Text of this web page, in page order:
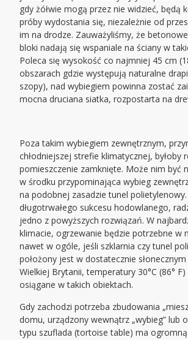
gdy żółwie mogą przez nie widzieć, będą
próby wydostania się, niezależnie od
im na drodze. Zauważyliśmy, że
bloki nadają się wspaniale na ściany w
Poleca się wysokość co najmniej 45 cm
obszarach gdzie występują naturalne
szopy), nad wybiegiem powinna zostać
mocna druciana siatka, rozpostarta na
Poza takim wybiegiem zewnętrznym,
chłodniejszej strefie klimatycznej, byłoby
pomieszczenie zamknięte. Może nim być
w środku przypominająca wybieg
na podobnej zasadzie tunel
długotrwałego sukcesu hodowlanego,
jedno z powyższych rozwiązań. W
klimacie, ogrzewanie będzie potrzebne w
nawet w ogóle, jeśli szklarnia czy tunel
położony jest w dostatecznie
Wielkiej Brytanii, temperatury 30°C (86°
osiągane w takich obiektach.
Gdy zachodzi potrzeba zbudowania
domu, urządzony wewnątrz „wybieg” lub
typu szuflada (tortoise table) ma